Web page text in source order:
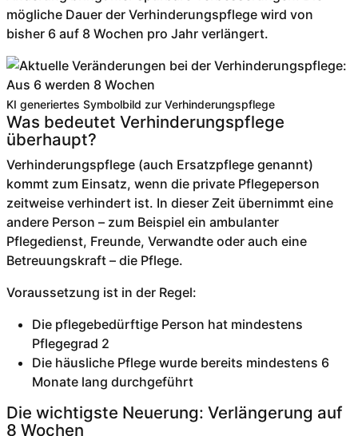
mögliche Dauer der Verhinderungspflege wird von
bisher 6 auf 8 Wochen pro Jahr verlängert.
KI generiertes Symbolbild zur Verhinderungspflege
Was bedeutet Verhinderungspflege
überhaupt?
Verhinderungspflege (auch Ersatzpflege genannt)
kommt zum Einsatz, wenn die private Pflegeperson
zeitweise verhindert ist. In dieser Zeit übernimmt eine
andere Person – zum Beispiel ein ambulanter
Pflegedienst, Freunde, Verwandte oder auch eine
Betreuungskraft – die Pflege.
Voraussetzung ist in der Regel:
Die pflegebedürftige Person hat mindestens
Pflegegrad 2
Die häusliche Pflege wurde bereits mindestens 6
Monate lang durchgeführt
Die wichtigste Neuerung: Verlängerung auf
8 Wochen